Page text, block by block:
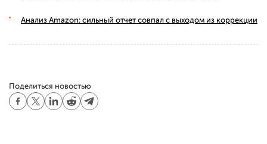
Анализ Amazon: сильный отчет совпал с выходом из коррекции
Поделиться новостью